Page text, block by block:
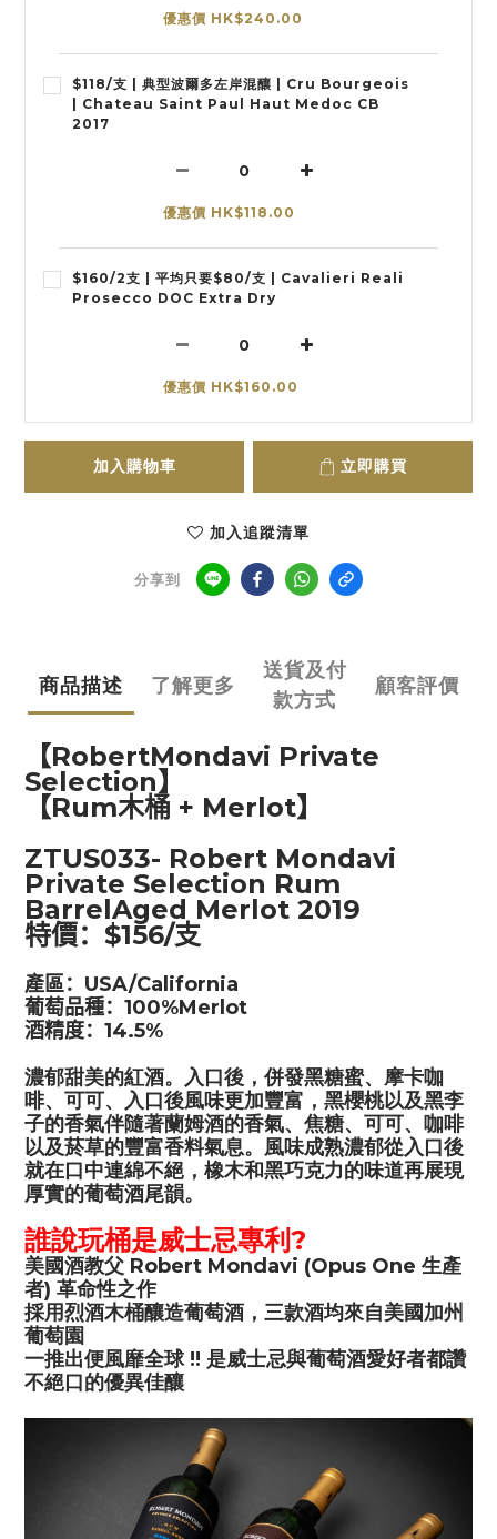
優惠價 HK$240.00
$118/支 | 典型波爾多左岸混釀 | Cru Bourgeois
| Chateau Saint Paul Haut Medoc CB
2017
優惠價 HK$118.00
$160/2支 | 平均只要$80/支 | Cavalieri Reali
Prosecco DOC Extra Dry
優惠價 HK$160.00
加入購物車 立即購買
加入追蹤清單
分享到
商品描述 了解更多
送貨及付
款方式
顧客評價
【RobertMondavi Private
Selection】
【Rum木桶 + Merlot】
ZTUS033- Robert Mondavi
Private Selection Rum
BarrelAged Merlot 2019
特價： $156/支
產區： USA/California
葡萄品種： 100%Merlot
酒精度： 14.5%
濃郁甜美的紅酒。入口後，併發黑糖蜜、摩卡咖
啡、可可、入口後風味更加豐富，黑櫻桃以及黑李
子的香氣伴隨著蘭姆酒的香氣、焦糖、可可、咖啡
以及菸草的豐富香料氣息。風味成熟濃郁從入口後
就在口中連綿不絕，橡木和黑巧克力的味道再展現
厚實的葡萄酒尾韻。
誰說玩桶是威士忌專利?
美國酒教父 Robert Mondavi (Opus One 生產
者) 革命性之作
採用烈酒木桶釀造葡萄酒，三款酒均來自美國加州
葡萄園
一推出便風靡全球 !! 是威士忌與葡萄酒愛好者都讚
不絕口的優異佳釀